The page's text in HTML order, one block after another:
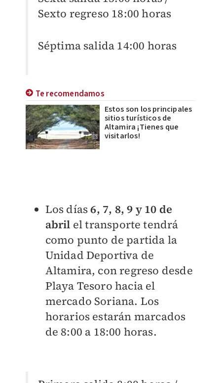
Sexto regreso 18:00 horas
Séptima salida 14:00 horas
Te recomendamos
Estos son los principales
sitios turísticos de
Altamira ¡Tienes que
visitarlos!
Los días6, 7, 8, 9 y 10 de
abril el transporte tendrá
como punto de partida la
Unidad Deportiva de
Altamira, con regreso desde
Playa Tesoro hacia el
mercado Soriana. Los
horarios estarán marcados
de 8:00 a 18:00 horas.